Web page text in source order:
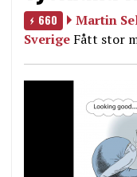
660
Martin
Sverige Fått stor